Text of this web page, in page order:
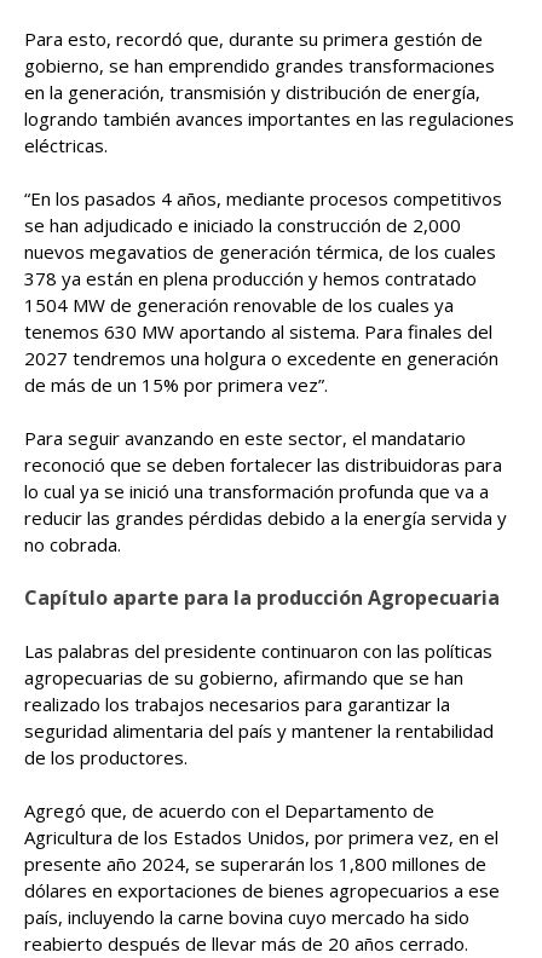
Para esto, recordó que, durante su primera gestión de
gobierno, se han emprendido grandes transformaciones
en la generación, transmisión y distribución de energía,
logrando también avances importantes en las regulaciones
eléctricas.
“En los pasados 4 años, mediante procesos competitivos
se han adjudicado e iniciado la construcción de 2,000
nuevos megavatios de generación térmica, de los cuales
378 ya están en plena producción y hemos contratado
1504 MW de generación renovable de los cuales ya
tenemos 630 MW aportando al sistema. Para finales del
2027 tendremos una holgura o excedente en generación
de más de un 15% por primera vez”.
Para seguir avanzando en este sector, el mandatario
reconoció que se deben fortalecer las distribuidoras para
lo cual ya se inició una transformación profunda que va a
reducir las grandes pérdidas debido a la energía servida y
no cobrada.
Capítulo aparte para la producción Agropecuaria
Las palabras del presidente continuaron con las políticas
agropecuarias de su gobierno, afirmando que se han
realizado los trabajos necesarios para garantizar la
seguridad alimentaria del país y mantener la rentabilidad
de los productores.
Agregó que, de acuerdo con el Departamento de
Agricultura de los Estados Unidos, por primera vez, en el
presente año 2024, se superarán los 1,800 millones de
dólares en exportaciones de bienes agropecuarios a ese
país, incluyendo la carne bovina cuyo mercado ha sido
reabierto después de llevar más de 20 años cerrado.